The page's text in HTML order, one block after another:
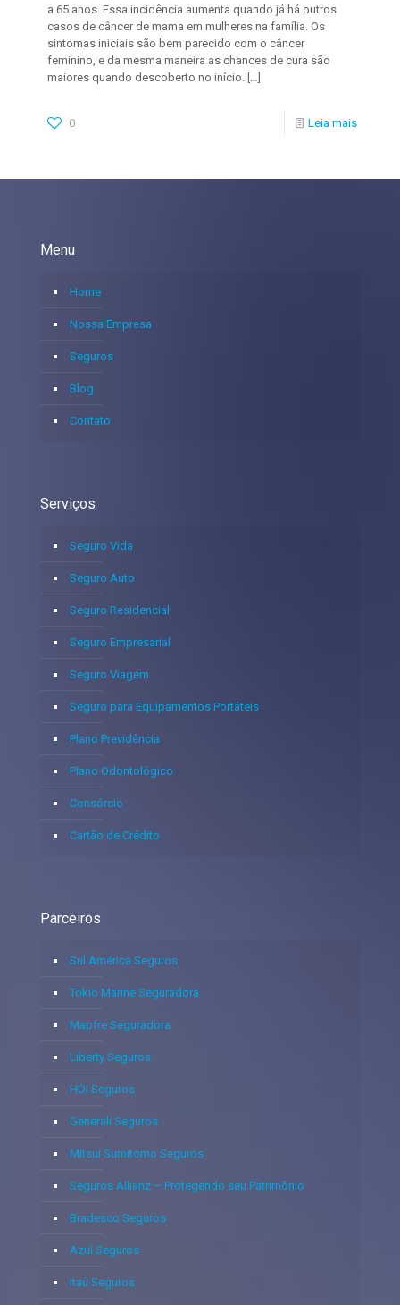
a 65 anos. Essa incidência aumenta quando já há outros
casos de câncer de mama em mulheres na família. Os
sintomas iniciais são bem parecido com o câncer
feminino, e da mesma maneira as chances de cura são
maiores quando descoberto no início. […]
0 Leia mais
Menu
Home
Nossa Empresa
Seguros
Blog
Contato
Serviços
Seguro Vida
Seguro Auto
Seguro Residencial
Seguro Empresarial
Seguro Viagem
Seguro para Equipamentos Portáteis
Plano Previdência
Plano Odontológico
Consórcio
Cartão de Crédito
Parceiros
Sul América Seguros
Tokio Marine Seguradora
Mapfre Seguradora
Liberty Seguros
HDI Seguros
Generali Seguros
Mitsui Sumitomo Seguros
Seguros Allianz – Protegendo seu Patrimônio
Bradesco Seguros
Azul Seguros
Itaú Seguros